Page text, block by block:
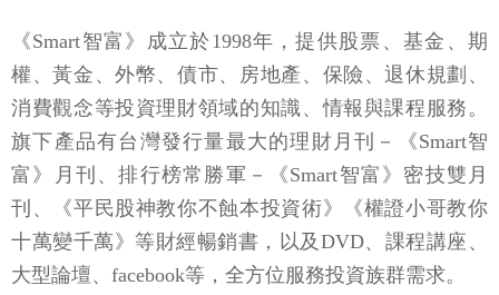
《Smart智富》成立於1998年，提供股票、基金、期
權、黃金、外幣、債市、房地產、保險、退休規劃、
消費觀念等投資理財領域的知識、情報與課程服務。
旗下產品有台灣發行量最大的理財月刊－《Smart智
富》月刊、排行榜常勝軍－《Smart智富》密技雙月
刊、《平民股神教你不蝕本投資術》《權證小哥教你
十萬變千萬》等財經暢銷書，以及DVD、課程講座、
大型論壇、facebook等，全方位服務投資族群需求。